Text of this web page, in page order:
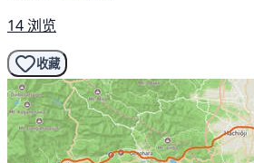
14 浏览
收藏